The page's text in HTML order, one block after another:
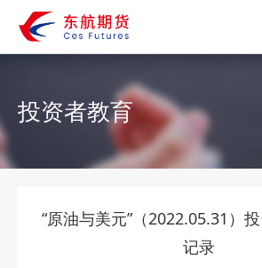
服务大厅
投资者教育
特色服务
投资者教育
“原油与美元”（2022.05.31）
记录